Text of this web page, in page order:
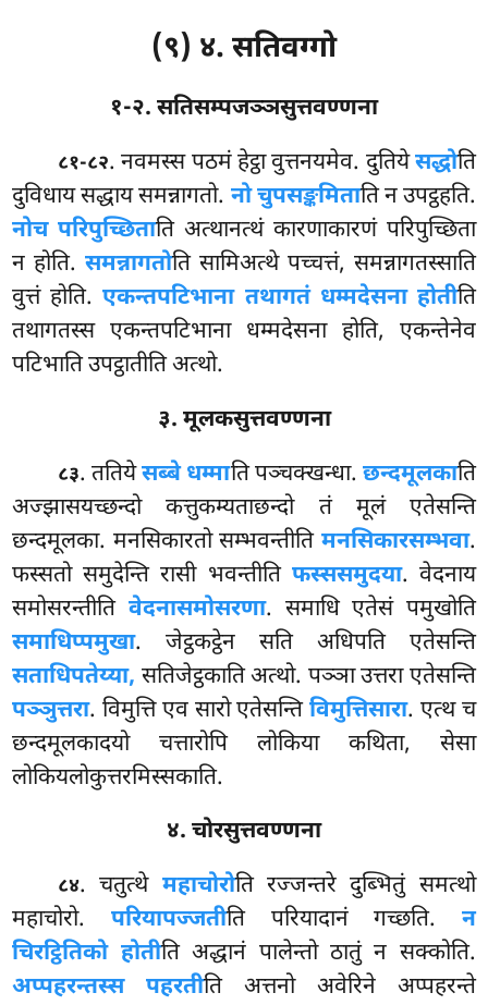
(९) ४. सतिवग्गो
१-२. सतिसम्पजञ्ञसुत्तवण्णना
८१-८२. नवमस्स पठमं हेट्ठा वुत्तनयमेव. दुतियेसद्धोति
दुविधाय सद्धाय समन्नागतो. नो चुपसङ्कमिताति न उपट्ठहति.
नोच परिपुच्छिताति अत्थानत्थं कारणाकारणं परिपुच्छिता
न होति.समन्नागतोति सामिअत्थे पच्चत्तं, समन्नागतस्साति
वुत्तं होति.एकन्तपटिभाना तथागतं धम्मदेसना होतीति
तथागतस्स एकन्तपटिभाना धम्मदेसना होति, एकन्तेनेव
पटिभाति उपट्ठातीति अत्थो.
३. मूलकसुत्तवण्णना
८३. ततियेसब्बे धम्माति पञ्चक्खन्धा. छन्दमूलकाति
अज्झासयच्छन्दो कत्तुकम्यताछन्दो तं मूलं एतेसन्ति
छन्दमूलका. मनसिकारतो सम्भवन्तीति मनसिकारसम्भवा.
फस्सतो समुदेन्ति रासी भवन्तीति फस्ससमुदया. वेदनाय
समोसरन्तीति वेदनासमोसरणा. समाधि एतेसं पमुखोति
समाधिप्पमुखा. जेट्ठकट्ठेन सति अधिपति एतेसन्ति
सताधिपतेय्या, सतिजेट्ठकाति अत्थो. पञ्ञा उत्तरा एतेसन्ति
पञ्ञुत्तरा. विमुत्ति एव सारो एतेसन्तिविमुत्तिसारा. एत्थ च
छन्दमूलकादयो चत्तारोपि लोकिया कथिता, सेसा
लोकियलोकुत्तरमिस्सकाति.
४. चोरसुत्तवण्णना
८४. चतुत्थे महाचोरोति रज्जन्तरे दुब्भितुं समत्थो
महाचोरो. परियापज्जतीति परियादानं गच्छति. न
चिरट्ठितिको होतीति अद्धानं पालेन्तो ठातुं न सक्कोति.
अप्पहरन्तस्स पहरतीति अत्तनो अवेरिने अप्पहरन्ते